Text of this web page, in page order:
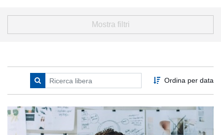
Mostra filtri
Ordina per data